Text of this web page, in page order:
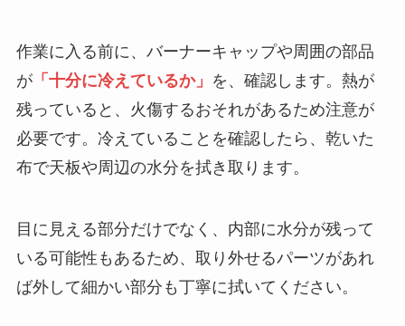
作業に入る前に、バーナーキャップや周囲の部品
が「十分に冷えているか」 を、確認します。熱が
残っていると、火傷するおそれがあるため注意が
必要です。冷えていることを確認したら、乾いた
布で天板や周辺の水分を拭き取ります。
目に見える部分だけでなく、内部に水分が残って
いる可能性もあるため、取り外せるパーツがあれ
ば外して細かい部分も丁寧に拭いてください。